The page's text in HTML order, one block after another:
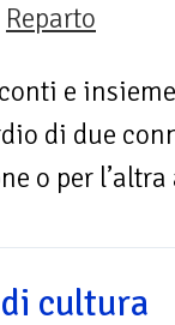
Reparto
e
di due
o per
cultura